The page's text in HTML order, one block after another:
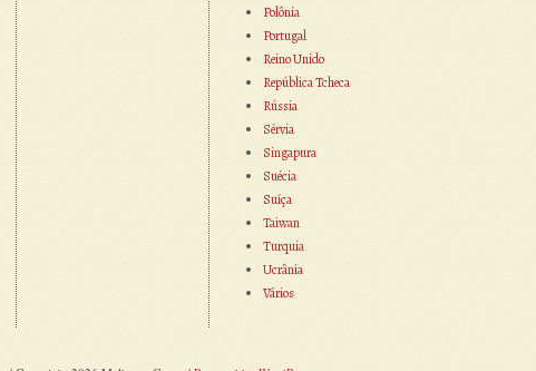
Polônia
Portugal
Reino Unido
República Tcheca
Rússia
Sérvia
Singapura
Suécia
Suíça
Taiwan
Turquia
Ucrânia
Vários